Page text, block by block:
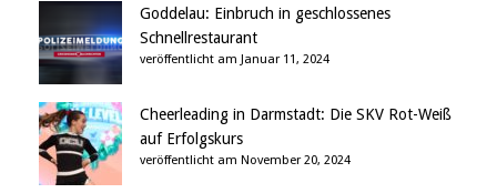
Goddelau: Einbruch in geschlossenes
Schnellrestaurant
veröffentlicht am Januar 11, 2024
Cheerleading in Darmstadt: Die SKV Rot-Weiß
auf Erfolgskurs
veröffentlicht am November 20, 2024